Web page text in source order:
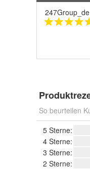
247Group_de
So beurteilen
5 Sterne:
4 Sterne:
3 Sterne:
2 Sterne: